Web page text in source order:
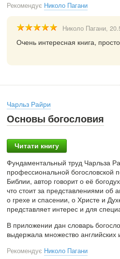
Рекомендує Николо Пагани
Николо Пагани,
Очень интересная книга,
Чарльз Райри
Основы богословия
Читати книгу
Фундаментальный труд Чарльза
профессиональной богословской
Библии, автор говорит о её
что стоит за представлениями об
о грехе и спасении, о Христе и
представляет интерес и для
В приложении дан словарь
выдержала множество
Рекомендує Николо Пагани